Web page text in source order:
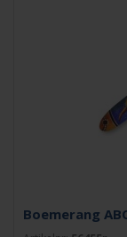
Boemerang